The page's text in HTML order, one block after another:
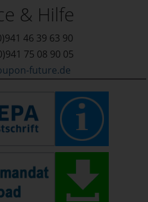
& Hilfe
46 39 63 90
75 08 90 05
future.de